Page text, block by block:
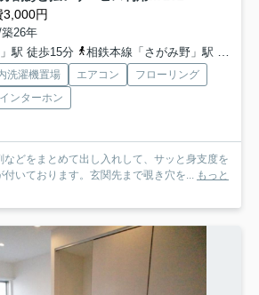
3,000円
26年
駅 徒歩15分
相鉄本線「さがみ野」駅 徒歩25分
洗濯機置場 エアコン
フローリング
ンターホン
どをまとめて出し入れして、サッと身支度を
いております。玄関先まで覗き穴を...
もっと